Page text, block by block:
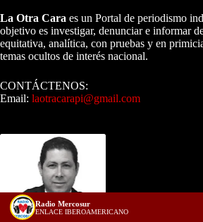
La Otra Cara es un Portal de periodismo
objetivo es investigar, denunciar e informar
equitativa, analítica, con pruebas y en
temas ocultos de interés nacional.
CONTÁCTENOS:
Email: laotracarapi@gmail.com
Radio Mercosur
ENLACE IBEROAMERICANO